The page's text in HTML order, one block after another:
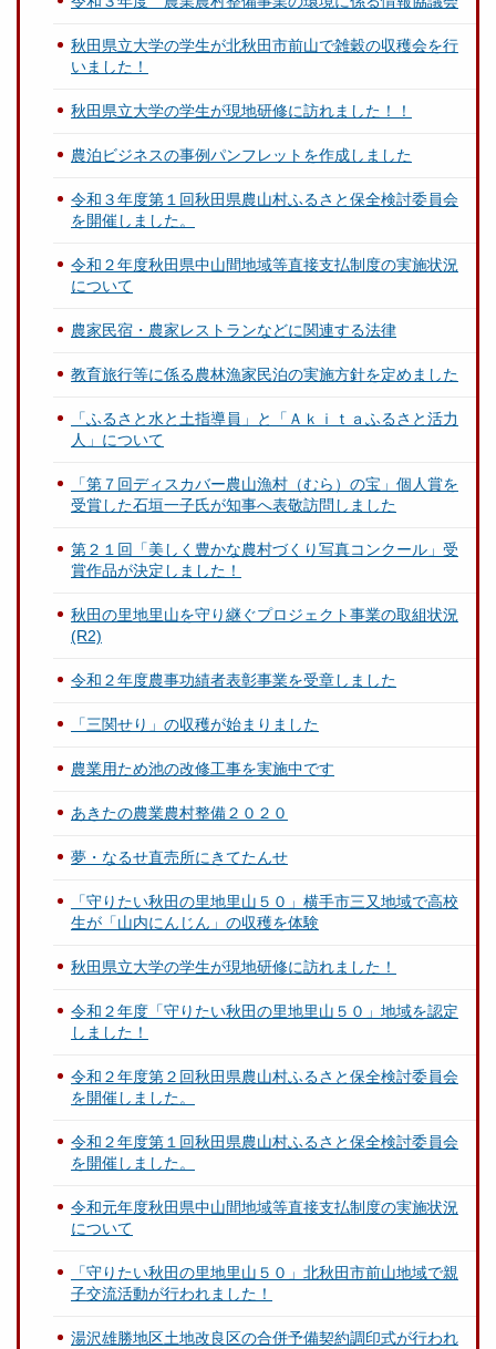
秋田県立大学の学生が北秋田市前山で雑穀の収穫会を行
いました！
秋田県立大学の学生が現地研修に訪れました！！
農泊ビジネスの事例パンフレットを作成しました
令和３年度第１回秋田県農山村ふるさと保全検討委員会
を開催しました。
令和２年度秋田県中山間地域等直接支払制度の実施状況
について
農家民宿・農家レストランなどに関連する法律
教育旅行等に係る農林漁家民泊の実施方針を定めました
「ふるさと水と土指導員」と「Ａｋｉｔａふるさと活力
人」について
「第７回ディスカバー農山漁村（むら）の宝」個人賞を
受賞した石垣一子氏が知事へ表敬訪問しました
第２１回「美しく豊かな農村づくり写真コンクール」受
賞作品が決定しました！
秋田の里地里山を守り継ぐプロジェクト事業の取組状況
(R2)
令和２年度農事功績者表彰事業を受章しました
「三関せり」の収穫が始まりました
農業用ため池の改修工事を実施中です
あきたの農業農村整備２０２０
夢・なるせ直売所にきてたんせ
「守りたい秋田の里地里山５０」横手市三又地域で高校
生が「山内にんじん」の収穫を体験
秋田県立大学の学生が現地研修に訪れました！
令和２年度「守りたい秋田の里地里山５０」地域を認定
しました！
令和２年度第２回秋田県農山村ふるさと保全検討委員会
を開催しました。
令和２年度第１回秋田県農山村ふるさと保全検討委員会
を開催しました。
令和元年度秋田県中山間地域等直接支払制度の実施状況
について
「守りたい秋田の里地里山５０」北秋田市前山地域で親
子交流活動が行われました！
湯沢雄勝地区土地改良区の合併予備契約調印式が行われ